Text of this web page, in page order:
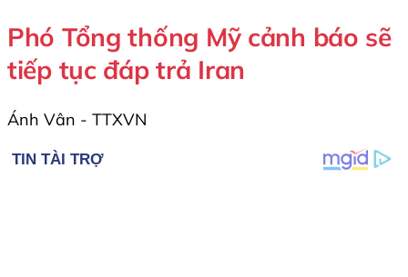
Phó Tổng thống Mỹ cảnh báo sẽ
tiếp tục đáp trả Iran
Ánh Vân - TTXVN